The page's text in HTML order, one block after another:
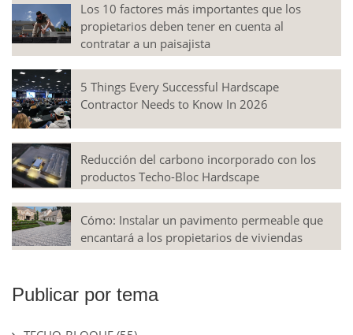
Los 10 factores más importantes que los
propietarios deben tener en cuenta al
contratar a un paisajista
5 Things Every Successful Hardscape
Contractor Needs to Know In 2026
Reducción del carbono incorporado con los
productos Techo-Bloc Hardscape
Cómo: Instalar un pavimento permeable que
encantará a los propietarios de viviendas
Publicar por tema